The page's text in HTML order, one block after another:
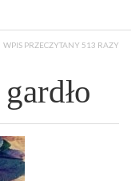
WPIS PRZECZYTANY 513 RAZY